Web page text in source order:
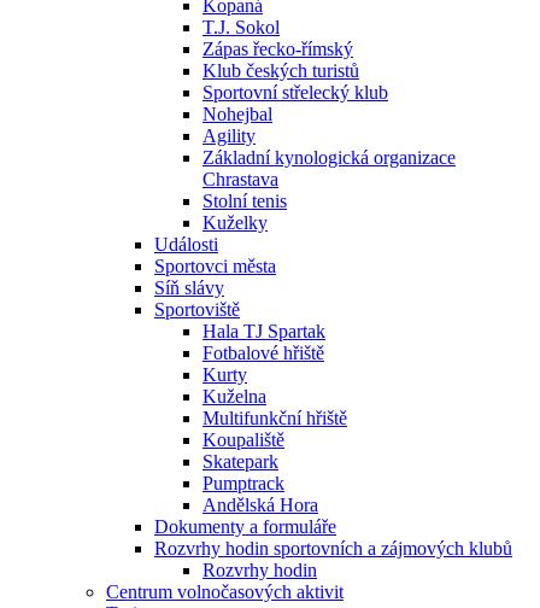
Kopaná
T.J. Sokol
Zápas řecko-římský
Klub českých turistů
Sportovní střelecký klub
Nohejbal
Agility
Základní kynologická organizace
Chrastava
Stolní tenis
Kuželky
Události
Sportovci města
Síň slávy
Sportoviště
Hala TJ Spartak
Fotbalové hřiště
Kurty
Kuželna
Multifunkční hřiště
Koupaliště
Skatepark
Pumptrack
Andělská Hora
Dokumenty a formuláře
Rozvrhy hodin sportovních a zájmových klubů
Rozvrhy hodin
Centrum volnočasových aktivit